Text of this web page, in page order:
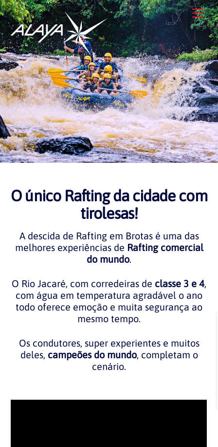
Skip
to
content
O único Rafting da cidade com
tirolesas!
A descida de Rafting em Brotas é uma das
melhores experiências de Rafting comercial
do mundo.
O Rio Jacaré, com corredeiras de classe 3 e 4,
com água em temperatura agradável o ano
todo oferece emoção e muita segurança ao
mesmo tempo.
Os condutores, super experientes e muitos
deles, campeões do mundo, completam o
cenário.